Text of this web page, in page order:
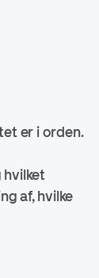
er i orden.
hvilket
af, hvilke